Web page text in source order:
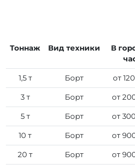
Тоннаж Вид техники
В
1,5 т Борт от
3 т Борт от
5 т Борт от
10 т Борт от
20 т Борт от